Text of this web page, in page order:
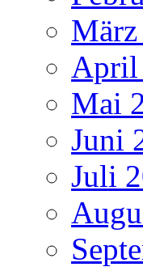
April
Mai
Juni
Juli